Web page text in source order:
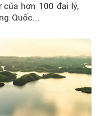
của hơn 100 đại lý,
Quốc...